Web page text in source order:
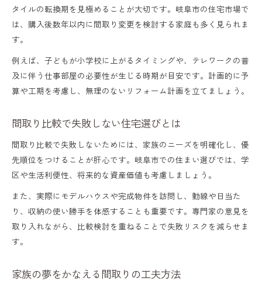
タイルの転換期を見極めることが大切です。岐阜市の住宅市場で
は、購入後数年以内に間取り変更を検討する家庭も多く見られま
す。
例えば、子どもが小学校に上がるタイミングや、テレワークの普
及に伴う仕事部屋の必要性が生じる時期が目安です。計画的に予
算や工期を考慮し、無理のないリフォーム計画を立てましょう。
間取り比較で失敗しない住宅選びとは
間取り比較で失敗しないためには、家族のニーズを明確化し、優
先順位をつけることが肝心です。岐阜市での住まい選びでは、学
区や生活利便性、将来的な資産価値も考慮しましょう。
また、実際にモデルハウスや完成物件を訪問し、動線や日当た
り、収納の使い勝手を体感することも重要です。専門家の意見を
取り入れながら、比較検討を重ねることで失敗リスクを減らせま
す。
家族の夢をかなえる間取りの工夫方法